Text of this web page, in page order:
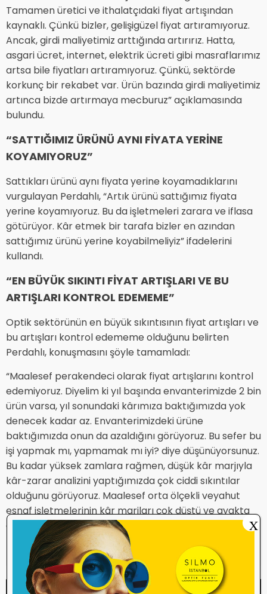
Tamamen üretici ve ithalatçıdaki fiyat artışından
kaynaklı. Çünkü bizler, gelişigüzel fiyat artıramıyoruz.
Ancak, girdi maliyetimiz arttığında artırırız. Hatta,
asgari ücret, internet, elektrik ücreti gibi masraflarımız
artsa bile fiyatları artıramıyoruz. Çünkü, sektörde
korkunç bir rekabet var. Ürün bazında girdi maliyetimiz
artınca bizde artırmaya mecburuz” açıklamasında
bulundu.
“SATTIĞIMIZ ÜRÜNÜ AYNI FİYATA YERİNE
KOYAMIYORUZ”
Sattıkları ürünü aynı fiyata yerine koyamadıklarını
vurgulayan Perdahlı, “Artık ürünü sattığımız fiyata
yerine koyamıyoruz. Bu da işletmeleri zarara ve iflasa
götürüyor. Kâr etmek bir tarafa bizler en azından
sattığımız ürünü yerine koyabilmeliyiz” ifadelerini
kullandı.
“EN BÜYÜK SIKINTI FİYAT ARTIŞLARI VE BU
ARTIŞLARI KONTROL EDEMEME”
Optik sektörünün en büyük sıkıntısının fiyat artışları ve
bu artışları kontrol edememe olduğunu belirten
Perdahlı, konuşmasını şöyle tamamladı:
“Maalesef perakendeci olarak fiyat artışlarını kontrol
edemiyoruz. Diyelim ki yıl başında envanterimizde 2 bin
ürün varsa, yıl sonundaki kârımıza baktığımızda yok
denecek kadar az. Envanterimizdeki ürüne
baktığımızda onun da azaldığını görüyoruz. Bu sefer bu
işi yapmak mı, yapmamak mı iyi? diye düşünüyorsunuz.
Bu kadar yüksek zamlara rağmen, düşük kâr marjıyla
kâr-zarar analizini yaptığımızda çok ciddi sıkıntılar
olduğunu görüyoruz. Maalesef orta ölçekli veyahut
esnaf işletmelerinin kâr marjları çok düştü ve ayakta
durmaları zorlaştı.”
HABER: ÖMER ALİ YETGİN
X